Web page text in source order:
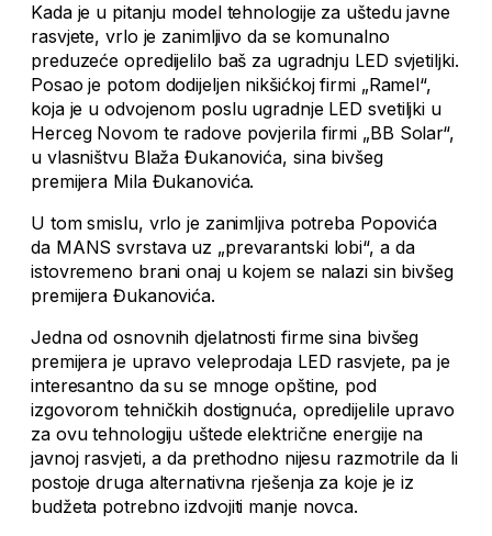
Kada je u pitanju model tehnologije za uštedu javne
rasvjete, vrlo je zanimljivo da se komunalno
preduzeće opredijelilo baš za ugradnju LED svjetiljki.
Posao je potom dodijeljen nikšićkoj firmi „Ramel“,
koja je u odvojenom poslu ugradnje LED svetiljki u
Herceg Novom te radove povjerila firmi „BB Solar“,
u vlasništvu Blaža Đukanovića, sina bivšeg
premijera Mila Đukanovića.
U tom smislu, vrlo je zanimljiva potreba Popovića
da MANS svrstava uz „prevarantski lobi“, a da
istovremeno brani onaj u kojem se nalazi sin bivšeg
premijera Đukanovića.
Jedna od osnovnih djelatnosti firme sina bivšeg
premijera je upravo veleprodaja LED rasvjete, pa je
interesantno da su se mnoge opštine, pod
izgovorom tehničkih dostignuća, opredijelile upravo
za ovu tehnologiju uštede električne energije na
javnoj rasvjeti, a da prethodno nijesu razmotrile da li
postoje druga alternativna rješenja za koje je iz
budžeta potrebno izdvojiti manje novca.